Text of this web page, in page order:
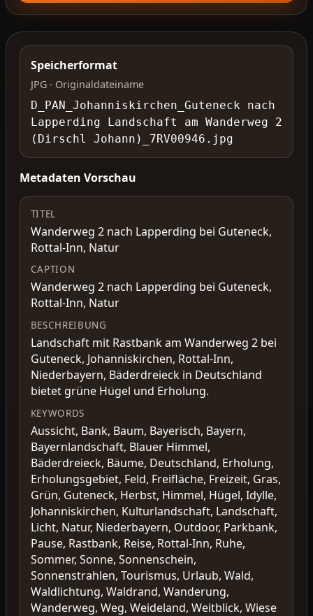
Speicherformat
JPG · Originaldateiname
D_PAN_Johanniskirchen_Guteneck nach
Lapperding Landschaft am Wanderweg 2
(Dirschl Johann)_7RV00946.jpg
Metadaten Vorschau
TITEL
Wanderweg 2 nach Lapperding bei Guteneck,
Rottal-Inn, Natur
CAPTION
Wanderweg 2 nach Lapperding bei Guteneck,
Rottal-Inn, Natur
BESCHREIBUNG
Landschaft mit Rastbank am Wanderweg 2 bei
Guteneck, Johanniskirchen, Rottal-Inn,
Niederbayern, Bäderdreieck in Deutschland
bietet grüne Hügel und Erholung.
KEYWORDS
Aussicht, Bank, Baum, Bayerisch, Bayern,
Bayernlandschaft, Blauer Himmel,
Bäderdreieck, Bäume, Deutschland, Erholung,
Erholungsgebiet, Feld, Freifläche, Freizeit, Gras,
Grün, Guteneck, Herbst, Himmel, Hügel, Idylle,
Johanniskirchen, Kulturlandschaft, Landschaft,
Licht, Natur, Niederbayern, Outdoor, Parkbank,
Pause, Rastbank, Reise, Rottal-Inn, Ruhe,
Sommer, Sonne, Sonnenschein,
Sonnenstrahlen, Tourismus, Urlaub, Wald,
Waldlichtung, Waldrand, Wanderung,
Wanderweg, Weg, Weideland, Weitblick, Wiese